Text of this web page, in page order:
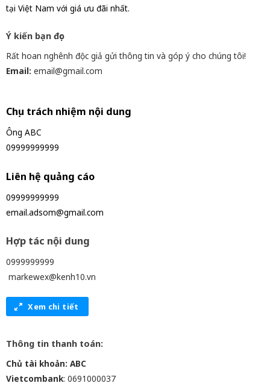
tại Việt Nam với giá ưu đãi nhất.
Ý kiến bạn đọc
Rất hoan nghênh độc giả gửi thông tin và góp ý cho chúng tôi!
Email: email@gmail.com
Chịu trách nhiệm nội dung
Ông ABC
09999999999
Liên hệ quảng cáo
09999999999
email.adsom@gmail.com
Hợp tác nội dung
0999999999
markewex@kenh10.vn
Xem chi tiết
Thông tin thanh toán:
Chủ tài khoản: ABC
Vietcombank: 0691000037